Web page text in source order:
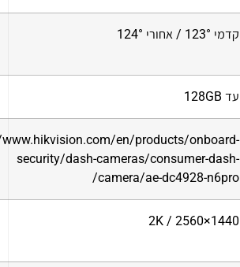
קדמי 123° / אחורי 124°
עד 128GB
en/products/onboard-
security/dash-cameras/consumer-dash-
camera/ae-dc4928-n6pro/
2K / 2560×1440